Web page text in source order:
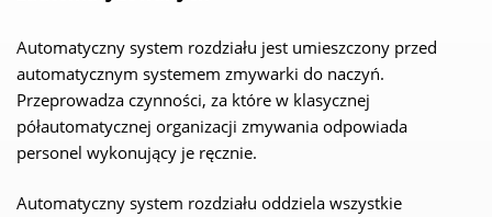
Automatyczny system rozdziału jest umieszczony przed
automatycznym systemem zmywarki do naczyń.
Przeprowadza czynności, za które w klasycznej
półautomatycznej organizacji zmywania odpowiada
personel wykonujący je ręcznie.
Automatyczny system rozdziału oddziela wszystkie